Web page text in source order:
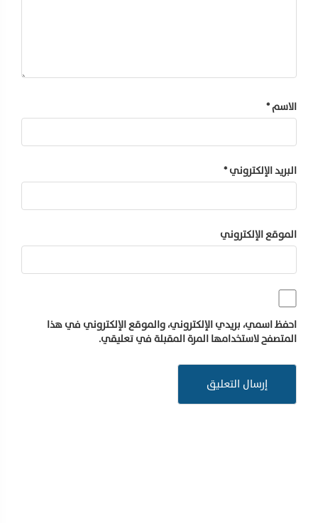
الاسم*
البريد الإلكتروني*
الموقع الإلكتروني
احفظ اسمي، بريدي الإلكتروني، والموقع الإلكتروني في هذا
المتصفح لاستخدامها المرة المقبلة في تعليقي.